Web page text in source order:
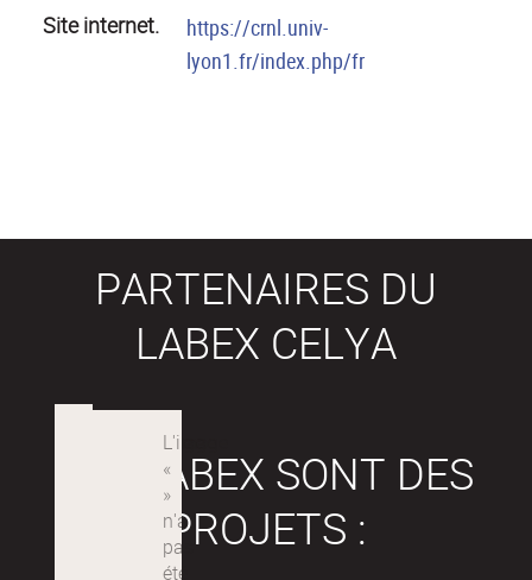
Site internet.
https://crnl.univ-
lyon1.fr/index.php/fr
PARTENAIRES DU
LABEX CELYA
LES LABEX SONT DES
PROJETS :